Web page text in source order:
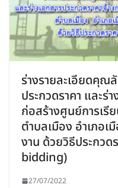
ร่างรายละเอียดคุณ
ประกวดราคา และร่
ก่อสร้างศูนย์การเ
ตำบลเมือง อำเภอเ
งาน ด้วยวิธีประกว
bidding)
27/07/2022